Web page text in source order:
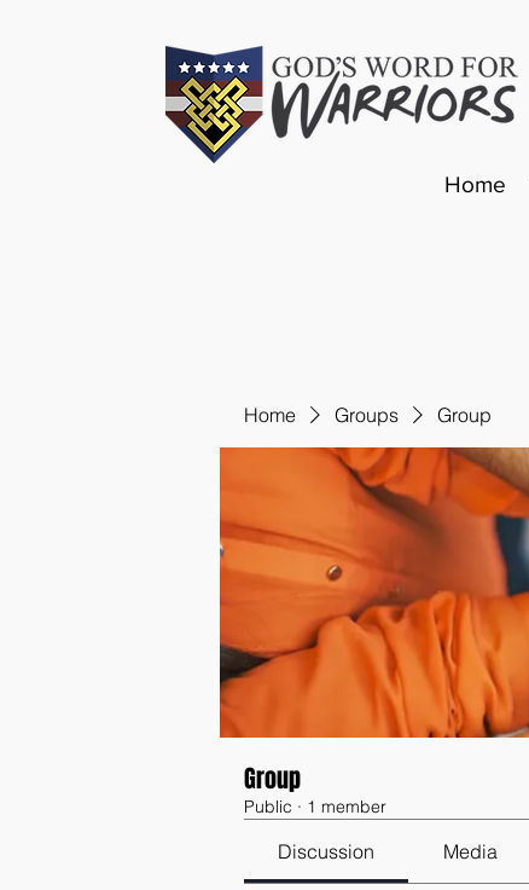
Home
Home Groups Group
Group
Public · 1 member
Discussion Media